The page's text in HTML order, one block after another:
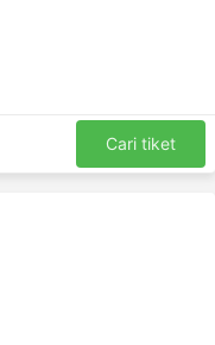
Cari tiket